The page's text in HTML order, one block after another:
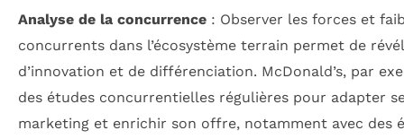
Analyse de la concurrence : Observer les forces et
concurrents dans l’écosystème terrain permet de
d’innovation et de différenciation. McDonald’s, par
des études concurrentielles régulières pour adapter
marketing et enrichir son offre, notamment avec des